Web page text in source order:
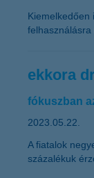
Kiemelkedően
felhasználásra
ekkora
fókuszban
2023.05.22.
A fiatalok
százalékuk